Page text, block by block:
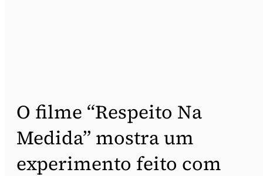
O filme “Respeito Na
Medida” mostra um
experimento feito com